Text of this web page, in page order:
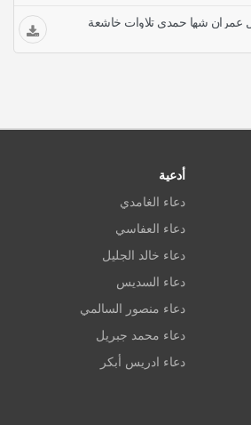
عمران شها حمدي تلاوات خاشعة
أدعية
دعاء الغامدي
دعاء العفاسي
دعاء خالد الجليل
دعاء السديس
دعاء منصور السالمي
دعاء محمد جبريل
دعاء ادريس أبكر